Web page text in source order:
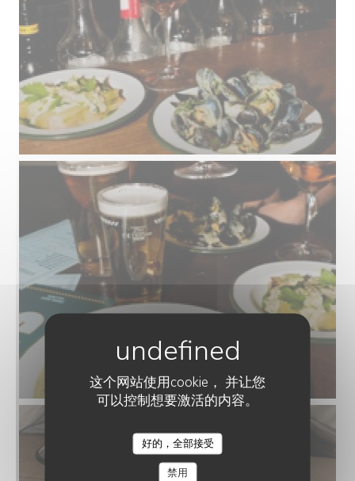
这个网站使用cookie， 并让您
可以控制想要激活的内容。
好的，全部接受
禁用
COSTAUD : RESTAURANT & BAR